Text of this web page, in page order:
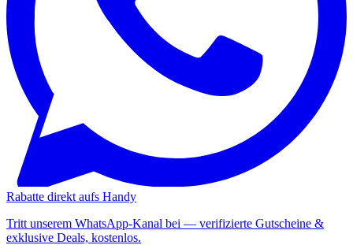
Rabatte direkt aufs Handy
Tritt unserem WhatsApp-Kanal bei — verifizierte Gutscheine &
exklusive Deals, kostenlos.